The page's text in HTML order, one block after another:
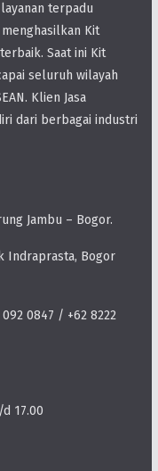
terpadu
Kit
Saat ini Kit
seluruh wilayah
Klien Jasa
dari berbagai industri
Jambu – Bogor.
Indraprasta, Bogor
0847 / +62 8222
17.00